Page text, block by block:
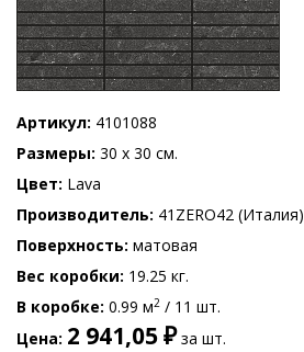
Артикул 4101088
Размеры 30 x 30 см.
Цвет Lava
Производитель 41ZERO42 (Италия)
Поверхность матовая
Вес коробки 19.25 кг.
В коробке 0.99 м2 / 11 шт.
Цена 2 941,05 ₽за шт.